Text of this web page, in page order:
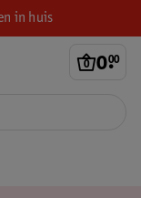
in huis
0.
00